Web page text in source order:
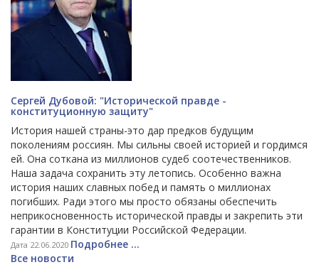
Сергей Дубовой: "Исторической правде -
конституционную защиту"
История нашей страны-это дар предков будущим
поколениям россиян. Мы сильны своей историей и гордимся
ей. Она соткана из миллионов судеб соотечественников.
Наша задача сохранить эту летопись. Особенно важна
история наших славных побед и память о миллионах
погибших. Ради этого мы просто обязаны обеспечить
неприкосновенность исторической правды и закрепить эти
гарантии в Конституции Российской Федерации.
Дата 22.06.2020 Подробнее ...
Все новости